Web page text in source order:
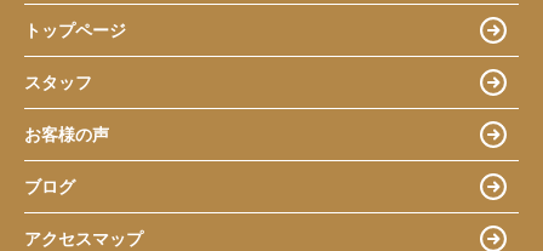
トップページ
スタッフ
お客様の声
ブログ
アクセスマップ